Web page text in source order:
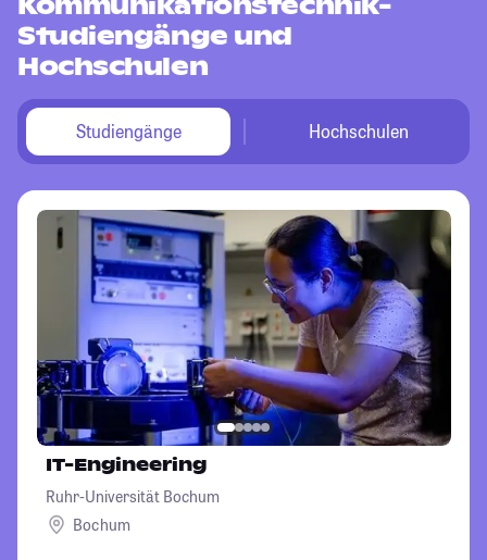
Studiengänge und
Hochschulen
Studiengänge Hochschulen
IT-Engineering
Ruhr-Universität Bochum
Bochum